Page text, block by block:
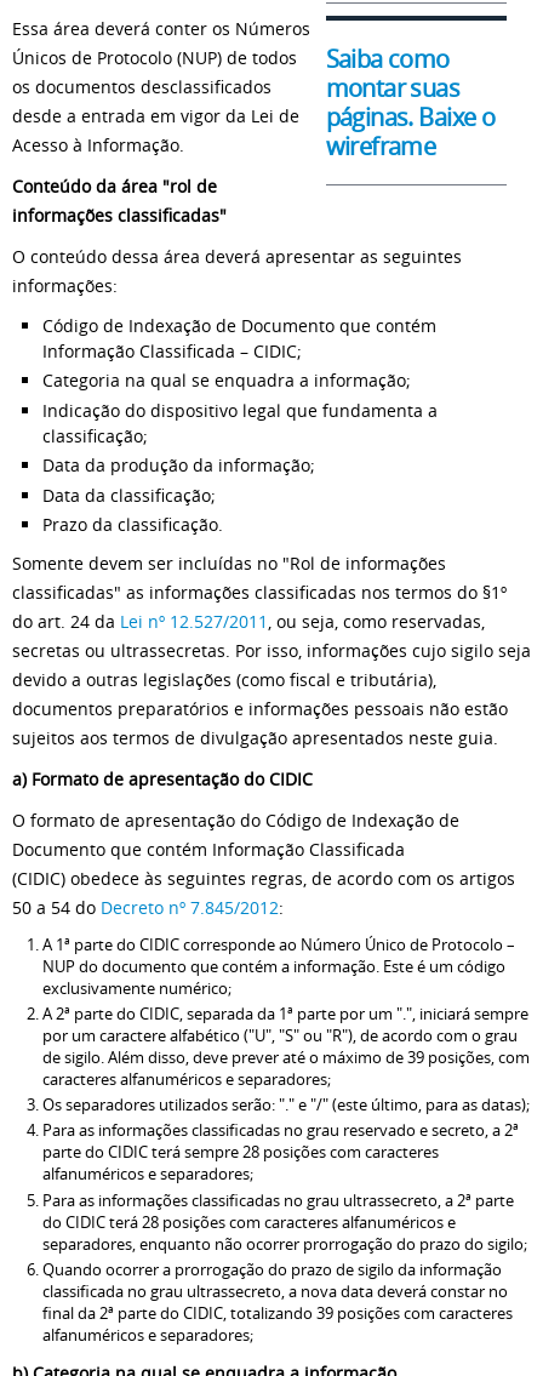
Saiba como
montar suas
páginas. Baixe o
wireframe
Essa área deverá conter os Números
Únicos de Protocolo (NUP) de todos
os documentos desclassificados
desde a entrada em vigor da Lei de
Acesso à Informação.
Conteúdo da área "rol de
informações classificadas"
O conteúdo dessa área deverá apresentar as seguintes
informações:
Código de Indexação de Documento que contém
Informação Classificada – CIDIC;
Categoria na qual se enquadra a informação;
Indicação do dispositivo legal que fundamenta a
classificação;
Data da produção da informação;
Data da classificação;
Prazo da classificação.
Somente devem ser incluídas no "Rol de informações
classificadas" as informações classificadas nos termos do §1º
do art. 24 da Lei nº 12.527/2011 , ou seja, como reservadas,
secretas ou ultrassecretas. Por isso, informações cujo sigilo seja
devido a outras legislações (como fiscal e tributária),
documentos preparatórios e informações pessoais não estão
sujeitos aos termos de divulgação apresentados neste guia.
a) Formato de apresentação do CIDIC
O formato de apresentação do Código de Indexação de
Documento que contém Informação Classificada
(CIDIC) obedece às seguintes regras, de acordo com os artigos
50 a 54 do Decreto nº 7.845/2012:
A 1ª parte do CIDIC corresponde ao Número Único de Protocolo –
NUP do documento que contém a informação. Este é um código
exclusivamente numérico;
A 2ª parte do CIDIC, separada da 1ª parte por um ".", iniciará sempre
por um caractere alfabético ("U", "S" ou "R"), de acordo com o grau
de sigilo. Além disso, deve prever até o máximo de 39 posições, com
caracteres alfanuméricos e separadores;
Os separadores utilizados serão: "." e "/" (este último, para as datas);
Para as informações classificadas no grau reservado e secreto, a 2ª
parte do CIDIC terá sempre 28 posições com caracteres
alfanuméricos e separadores;
Para as informações classificadas no grau ultrassecreto, a 2ª parte
do CIDIC terá 28 posições com caracteres alfanuméricos e
separadores, enquanto não ocorrer prorrogação do prazo do sigilo;
Quando ocorrer a prorrogação do prazo de sigilo da informação
classificada no grau ultrassecreto, a nova data deverá constar no
final da 2ª parte do CIDIC, totalizando 39 posições com caracteres
alfanuméricos e separadores;